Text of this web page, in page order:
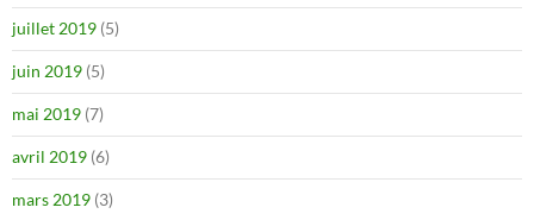
juillet 2019 (5)
juin 2019 (5)
mai 2019 (7)
avril 2019 (6)
mars 2019 (3)